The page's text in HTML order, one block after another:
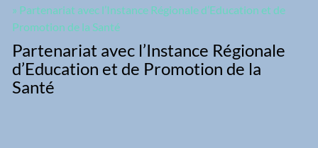
» Partenariat avec l’Instance Régionale d’Education et de
Promotion de la Santé
Partenariat avec l’Instance Régionale
d’Education et de Promotion de la
Santé